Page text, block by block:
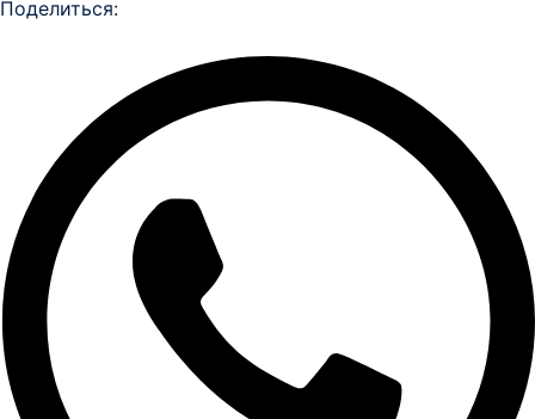
Поделиться: